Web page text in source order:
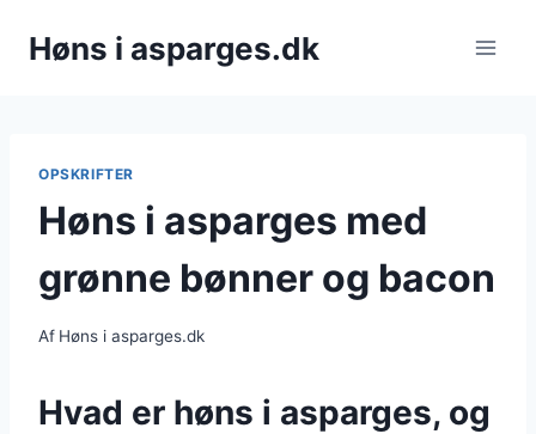
Høns i asparges.dk
OPSKRIFTER
Høns i asparges med
grønne bønner og bacon
Af Høns i asparges.dk
Hvad er høns i asparges, og